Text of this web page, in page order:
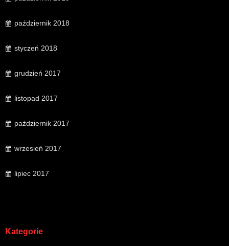
październik 2018
styczeń 2018
grudzień 2017
listopad 2017
październik 2017
wrzesień 2017
lipiec 2017
Kategorie